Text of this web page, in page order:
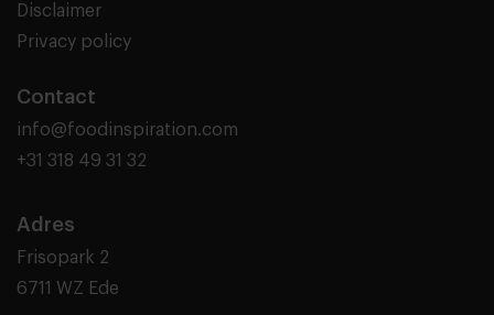
Disclaimer
Privacy policy
Contact
info@foodinspiration.com
+31 318 49 31 32
Adres
Frisopark 2
6711 WZ Ede